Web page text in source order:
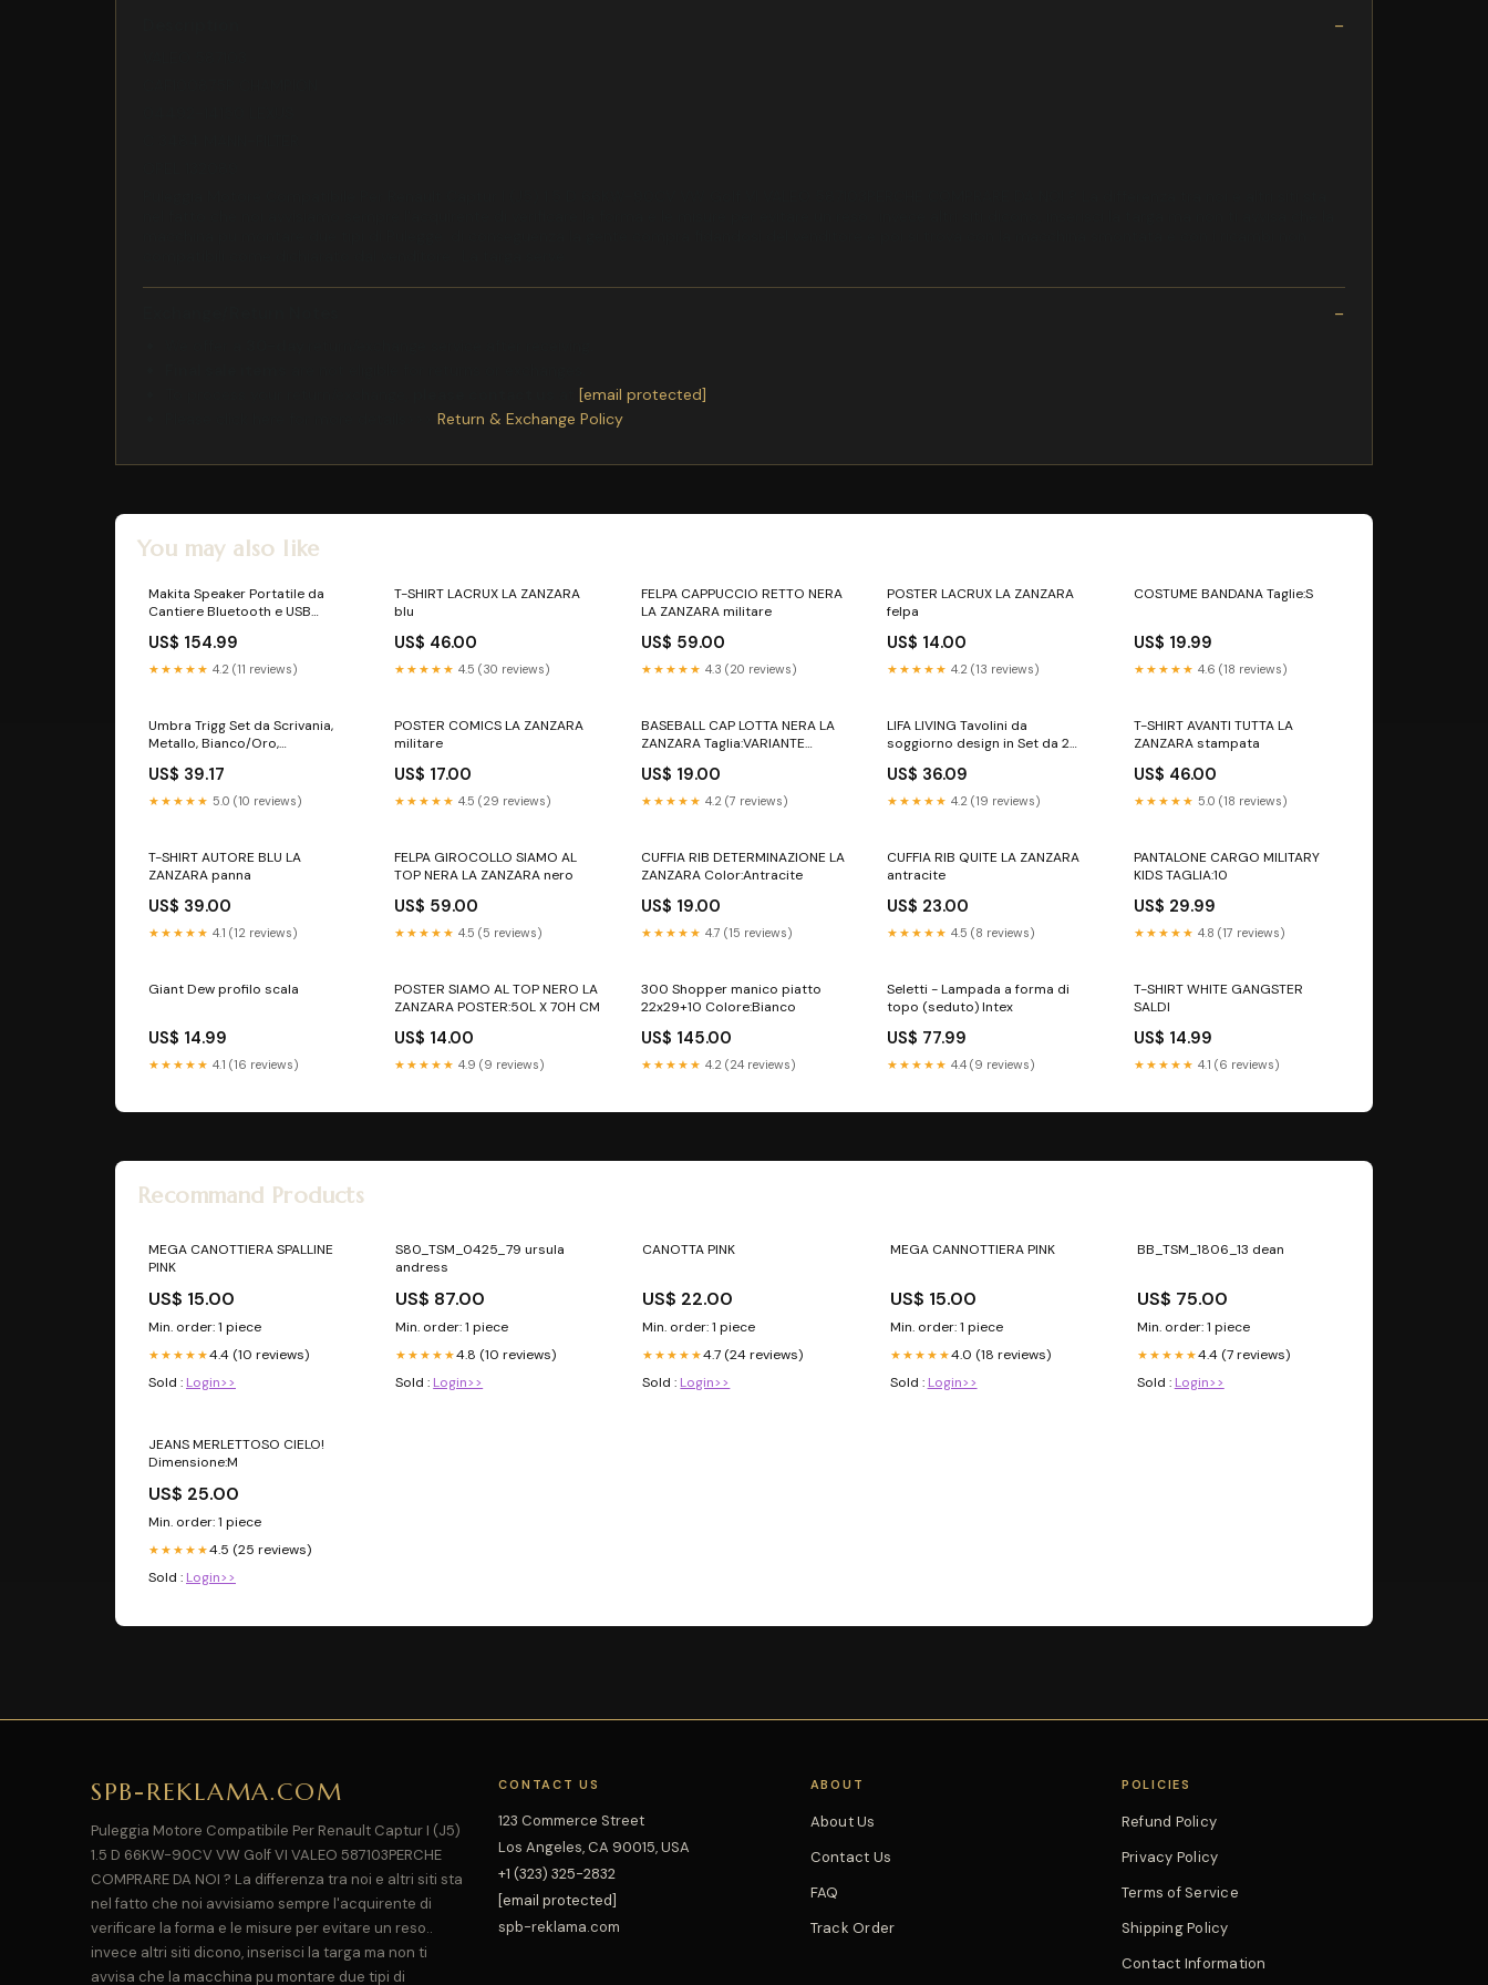
[email protected]
Return & Exchange Policy
You may also like
Makita Speaker Portatile da
Cantiere Bluetooth e USB
US$ 154.99
★★★★★ 4.2 (11 reviews)
T-SHIRT LACRUX LA ZANZARA
blu
US$ 46.00
★★★★★ 4.5 (30 reviews)
FELPA CAPPUCCIO RETTO NERA
LA ZANZARA militare
US$ 59.00
★★★★★ 4.3 (20 reviews)
POSTER LACRUX LA ZANZARA
felpa
US$ 14.00
★★★★★ 4.2 (13 reviews)
COSTUME BANDANA Taglie:S
US$ 19.99
★★★★★ 4.6 (18 reviews)
Umbra Trigg Set da Scrivania,
Metallo, Bianco/Oro,
US$ 39.17
★★★★★ 5.0 (10 reviews)
POSTER COMICS LA ZANZARA
militare
US$ 17.00
★★★★★ 4.5 (29 reviews)
BASEBALL CAP LOTTA NERA LA
ZANZARA Taglia:VARIANTE
US$ 19.00
★★★★★ 4.2 (7 reviews)
LIFA LIVING Tavolini da
soggiorno design in Set da 2
US$ 36.09
★★★★★ 4.2 (19 reviews)
T-SHIRT AVANTI TUTTA LA
ZANZARA stampata
US$ 46.00
★★★★★ 5.0 (18 reviews)
T-SHIRT AUTORE BLU LA
ZANZARA panna
US$ 39.00
★★★★★ 4.1 (12 reviews)
FELPA GIROCOLLO SIAMO AL
TOP NERA LA ZANZARA nero
US$ 59.00
★★★★★ 4.5 (5 reviews)
CUFFIA RIB DETERMINAZIONE LA
ZANZARA Color:Antracite
US$ 19.00
★★★★★ 4.7 (15 reviews)
CUFFIA RIB QUITE LA ZANZARA
antracite
US$ 23.00
★★★★★ 4.5 (8 reviews)
PANTALONE CARGO MILITARY
KIDS TAGLIA:10
US$ 29.99
★★★★★ 4.8 (17 reviews)
Giant Dew profilo scala
US$ 14.99
★★★★★ 4.1 (16 reviews)
POSTER SIAMO AL TOP NERO LA
ZANZARA POSTER:50L X 70H CM
US$ 14.00
★★★★★ 4.9 (9 reviews)
300 Shopper manico piatto
22x29+10 Colore:Bianco
US$ 145.00
★★★★★ 4.2 (24 reviews)
Seletti - Lampada a forma di
topo (seduto) Intex
US$ 77.99
★★★★★ 4.4 (9 reviews)
T-SHIRT WHITE GANGSTER
SALDI
US$ 14.99
★★★★★ 4.1 (6 reviews)
Recommand Products
MEGA CANOTTIERA SPALLINE
PINK
US$ 15.00
Min. order: 1 piece
★★★★★4.4 (10 reviews)
Sold : Login>>
S80_TSM_0425_79 ursula
andress
US$ 87.00
Min. order: 1 piece
★★★★★4.8 (10 reviews)
Sold : Login>>
CANOTTA PINK
US$ 22.00
Min. order: 1 piece
★★★★★4.7 (24 reviews)
Sold : Login>>
MEGA CANNOTTIERA PINK
US$ 15.00
Min. order: 1 piece
★★★★★4.0 (18 reviews)
Sold : Login>>
BB_TSM_1806_13 dean
US$ 75.00
Min. order: 1 piece
★★★★★4.4 (7 reviews)
Sold : Login>>
JEANS MERLETTOSO CIELO!
Dimensione:M
US$ 25.00
Min. order: 1 piece
★★★★★4.5 (25 reviews)
Sold : Login>>
SPB-REKLAMA.COM
Puleggia Motore Compatibile Per Renault Captur I (J5)
1.5 D 66KW-90CV VW Golf VI VALEO 587103PERCHE
COMPRARE DA NOI ? La differenza tra noi e altri siti sta
nel fatto che noi avvisiamo sempre l'acquirente di
verificare la forma e le misure per evitare un reso..
invece altri siti dicono, inserisci la targa ma non ti
avvisa che la macchina pu montare due tipi di
CONTACT US
123 Commerce Street
Los Angeles, CA 90015, USA
+1 (323) 325-2832
[email protected]
spb-reklama.com
ABOUT
About Us
Contact Us
FAQ
Track Order
POLICIES
Refund Policy
Privacy Policy
Terms of Service
Shipping Policy
Contact Information